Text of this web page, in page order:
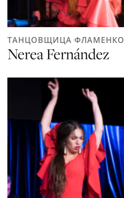
ТАНЦОВЩИЦА ФЛАМЕНКО
Nerea Fernández